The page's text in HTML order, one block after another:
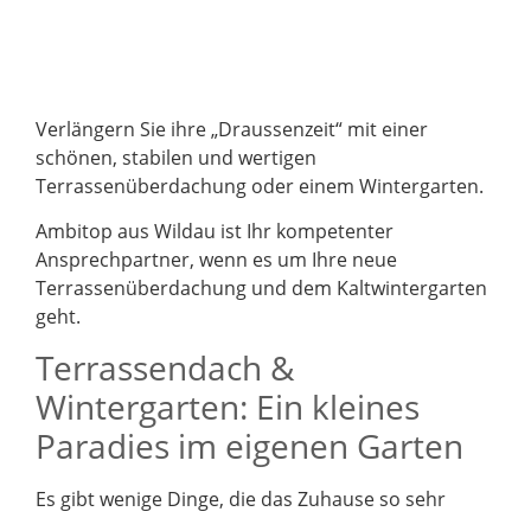
Verlängern Sie ihre „Draussenzeit“ mit einer
schönen, stabilen und wertigen
Terrassenüberdachung oder einem Wintergarten.
Ambitop aus Wildau ist Ihr kompetenter
Ansprechpartner, wenn es um Ihre neue
Terrassenüberdachung und dem Kaltwintergarten
geht.
Terrassendach &
Wintergarten: Ein kleines
Paradies im eigenen Garten
Es gibt wenige Dinge, die das Zuhause so sehr